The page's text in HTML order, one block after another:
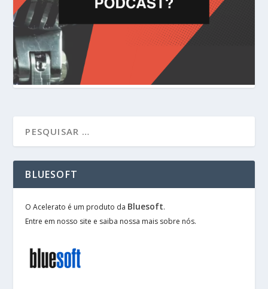
BLUESOFT
O Acelerato é um produto da Bluesoft.
Entre em nosso site e saiba nossa mais sobre nós.